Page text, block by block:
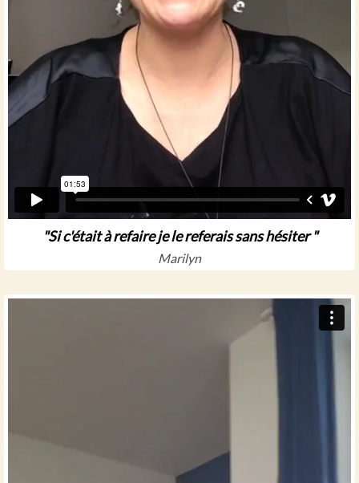
"Si c'était à refaire je le referais sans hésiter "
Marilyn